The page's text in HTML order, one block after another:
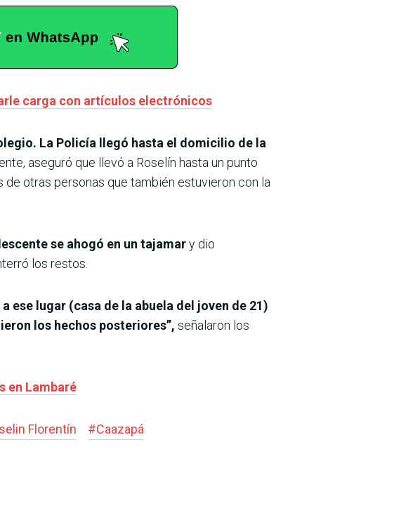
carga con artículos electrónicos
La Policía llegó hasta el domicilio de la
aseguró que llevó a Roselín hasta un punto
otras personas que también estuvieron con la
se ahogó en un tajamary dio
los restos.
ese lugar (casa de la abuela del joven de 21)
los hechos posteriores”, señalaron los
en Lambaré
Florentín #Caazapá